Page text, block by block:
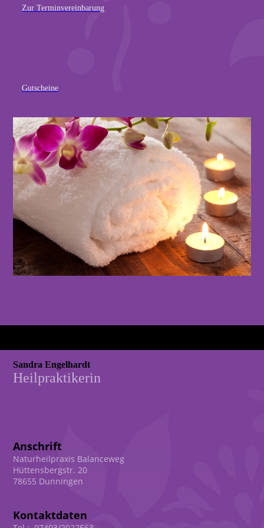
Zur Terminvereinbarung
Gutscheine
Sandra Engelhardt
Heilpraktikerin
Anschrift
Naturheilpraxis Balanceweg
Hüttensbergstr. 20
78655 Dunningen
Kontaktdaten